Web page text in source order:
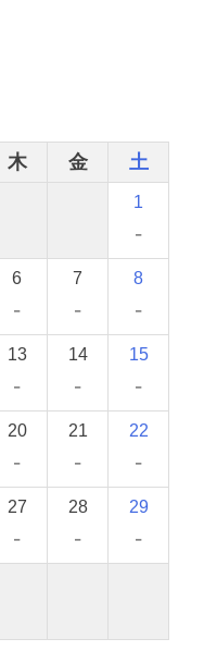
木 金 土
1
-
6
-
7
-
8
-
13
-
14
-
15
-
20
-
21
-
22
-
27
-
28
-
29
-